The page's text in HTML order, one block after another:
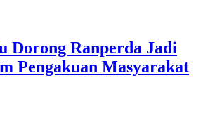
Dorong Ranperda Jadi
Pengakuan Masyarakat